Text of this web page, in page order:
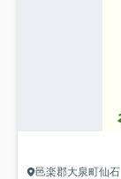
邑楽郡大泉町仙石